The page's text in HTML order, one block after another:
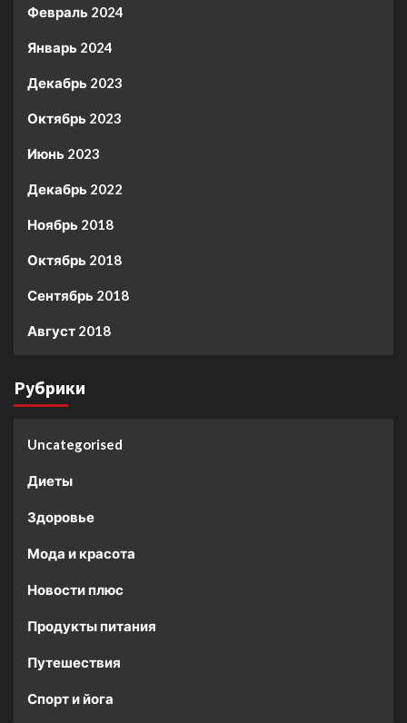
Февраль 2024
Январь 2024
Декабрь 2023
Октябрь 2023
Июнь 2023
Декабрь 2022
Ноябрь 2018
Октябрь 2018
Сентябрь 2018
Август 2018
Рубрики
Uncategorised
Диеты
Здоровье
Мода и красота
Новости плюс
Продукты питания
Путешествия
Спорт и йога